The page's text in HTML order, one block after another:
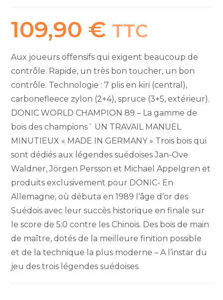
109,90 € TTC
Aux joueurs offensifs qui exigent beaucoup de
contrôle. Rapide, un très bon toucher, un bon
contrôle. Technologie : 7 plis en kiri (central),
carbonefleece zylon (2+4), spruce (3+5, extérieur).
DONIC WORLD CHAMPION 89 – La gamme de
bois des champions´ UN TRAVAIL MANUEL
MINUTIEUX « MADE IN GERMANY » Trois bois qui
sont dédiés aux légendes suédoises Jan-Ove
Waldner, Jörgen Persson et Michael Appelgren et
produits exclusivement pour DONIC- En
Allemagne, où débuta en 1989 l’âge d’or des
Suédois avec leur succès historique en finale sur
le score de 5:0 contre les Chinois. Des bois de main
de maître, dotés de la meilleure finition possible
et de la technique la plus moderne – A l’instar du
jeu des trois légendes suédoises.